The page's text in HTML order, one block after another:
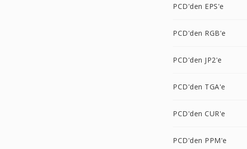
PCD'den EPS'e
PCD'den RGB'e
PCD'den JP2'e
PCD'den TGA'e
PCD'den CUR'e
PCD'den PPM'e